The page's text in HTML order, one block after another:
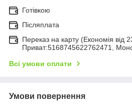
Готівкою
Післяплата
Переказ на карту (Економія від
Приват:5168745622762471,
Всі умови оплати
Умови повернення